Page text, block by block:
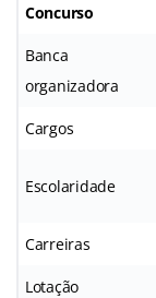
Concurso
Banca
organizadora
Cargos
Escolaridade
Carreiras
Lotação